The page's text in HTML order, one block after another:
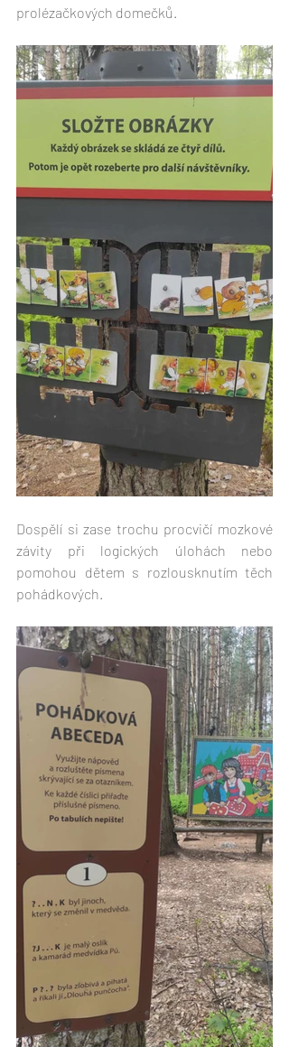
prolézačkových domečků.
Dospělí si zase trochu procvičí mozkové
závity při logických úlohách nebo
pomohou dětem s rozlousknutím těch
pohádkových.